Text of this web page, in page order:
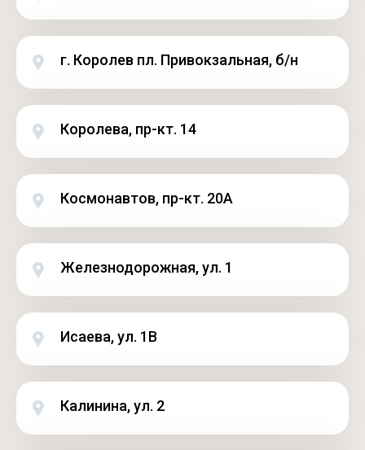
г. Королев пл. Привокзальная, б/н
Королева, пр-кт. 14
Космонавтов, пр-кт. 20А
Железнодорожная, ул. 1
Исаева, ул. 1В
Калинина, ул. 2